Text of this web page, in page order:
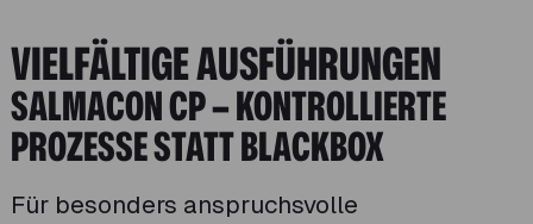
VIELFÄLTIGE AUSFÜHRUNGEN
SALMACON CP – KONTROLLIERTE
PROZESSE STATT BLACKBOX
Für besonders anspruchsvolle